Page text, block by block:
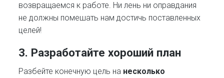
возвращаемся к работе. Ни лень ни оправдания
не должны помешать нам достичь поставленных
целей!
3. Разработайте хороший план
Разбейте конечную цель на несколько